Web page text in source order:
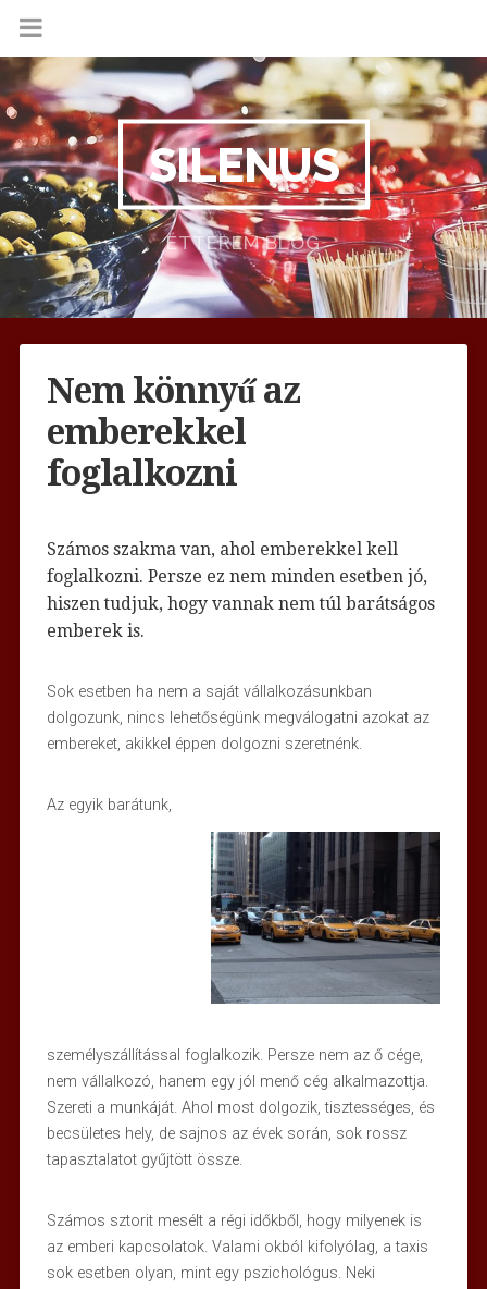
SILENUS
ÉTTEREM BLOG
Nem könnyű az
emberekkel
foglalkozni
Számos szakma van, ahol emberekkel kell
foglalkozni. Persze ez nem minden esetben jó,
hiszen tudjuk, hogy vannak nem túl barátságos
emberek is.
Sok esetben ha nem a saját vállalkozásunkban
dolgozunk, nincs lehetőségünk megválogatni azokat az
embereket, akikkel éppen dolgozni szeretnénk.
Az egyik barátunk,
személyszállítással foglalkozik. Persze nem az ő cége,
nem vállalkozó, hanem egy jól menő cég alkalmazottja.
Szereti a munkáját. Ahol most dolgozik, tisztességes, és
becsületes hely, de sajnos az évek során, sok rossz
tapasztalatot gyűjtött össze.
Számos sztorit mesélt a régi időkből, hogy milyenek is
az emberi kapcsolatok. Valami okból kifolyólag, a taxis
sok esetben olyan, mint egy pszichológus. Neki